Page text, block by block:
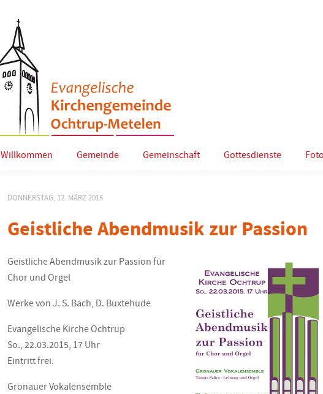
Willkommen Gemeinde Gemeinschaft Gottesdienste
DONNERSTAG, 12. MÄRZ 2015
Geistliche Abendmusik zur Passion
Geistliche Abendmusik zur Passion für
Chor und Orgel
Werke von J. S. Bach, D. Buxtehude
Evangelische Kirche Ochtrup
So., 22.03.2015, 17 Uhr
Eintritt frei.
Gronauer Vokalensemble